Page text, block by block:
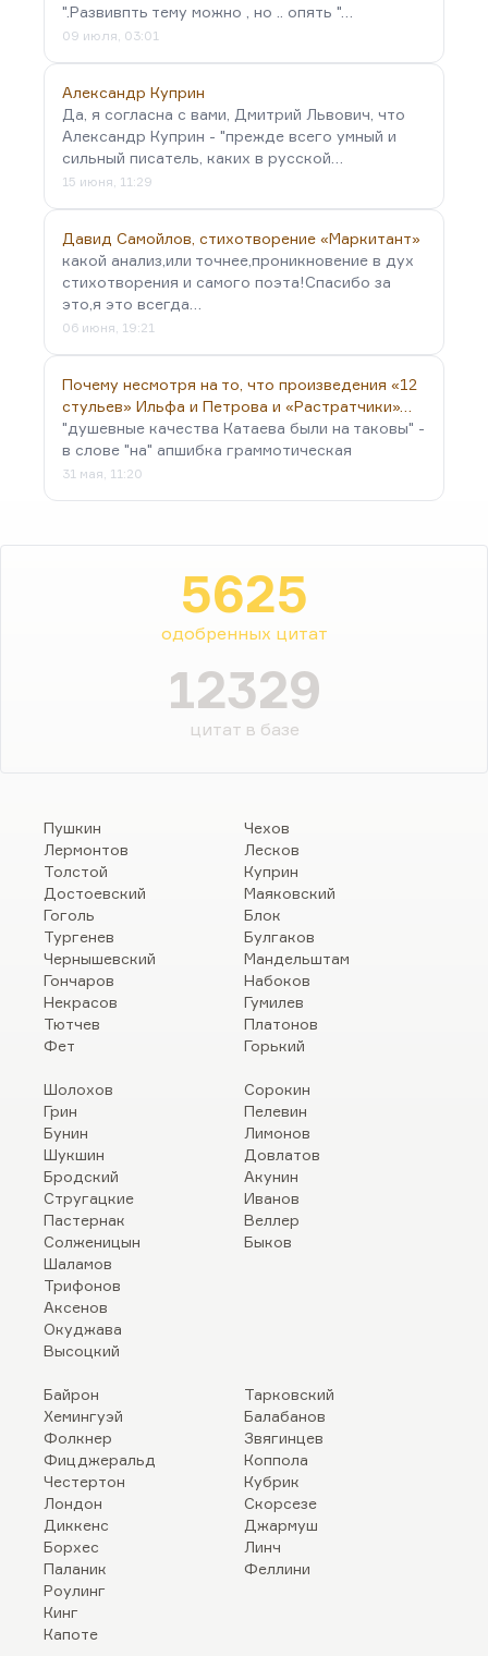
".Развивпть тему можно , но .. опять "…
09 июля, 03:01
Александр Куприн
Да, я согласна с вами, Дмитрий Львович, что
Александр Куприн - "прежде всего умный и
сильный писатель, каких в русской…
15 июня, 11:29
Давид Самойлов, стихотворение «Маркитант»
какой анализ,или точнее,проникновение в дух
стихотворения и самого поэта!Спасибо за
это,я это всегда…
06 июня, 19:21
Почему несмотря на то, что произведения «12
стульев» Ильфа и Петрова и «Растратчики»…
"душевные качества Катаева были на таковы" -
в слове "на" апшибка граммотическая
31 мая, 11:20
5625
одобренных цитат
12329
цитат в базе
Пушкин
Лермонтов
Толстой
Достоевский
Гоголь
Тургенев
Чернышевский
Гончаров
Некрасов
Тютчев
Фет
Чехов
Лесков
Куприн
Маяковский
Блок
Булгаков
Мандельштам
Набоков
Гумилев
Платонов
Горький
Шолохов
Грин
Бунин
Шукшин
Бродский
Стругацкие
Пастернак
Солженицын
Шаламов
Трифонов
Аксенов
Окуджава
Высоцкий
Сорокин
Пелевин
Лимонов
Довлатов
Акунин
Иванов
Веллер
Быков
Байрон
Хемингуэй
Фолкнер
Фицджеральд
Честертон
Лондон
Диккенс
Борхес
Паланик
Роулинг
Кинг
Капоте
Тарковский
Балабанов
Звягинцев
Коппола
Кубрик
Скорсезе
Джармуш
Линч
Феллини